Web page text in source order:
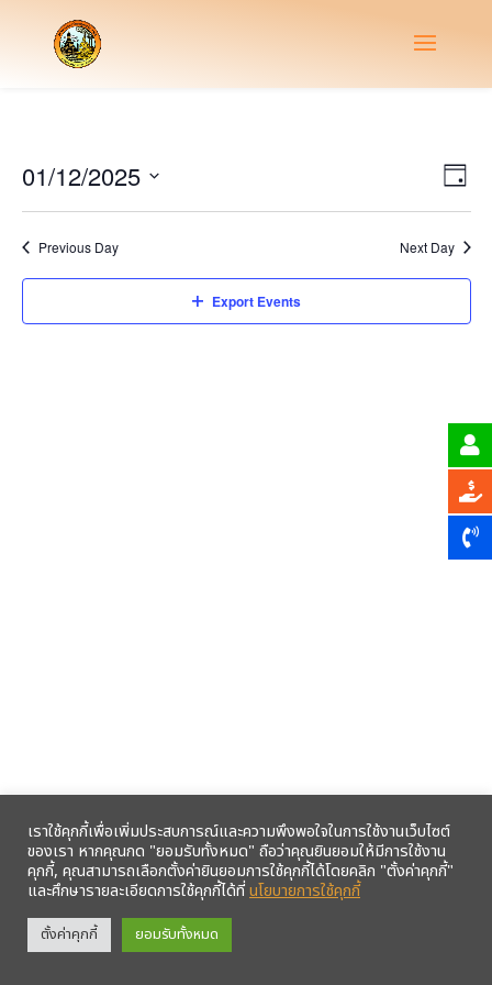
Day
01/12/2025
Previous Day Next Day
Export Events
รับข้อมูลข่าวสารจากสหกรณ์ฯ ผ่าน LINE ก่อนใคร คลิก!
เราใช้คุกกี้เพื่อเพิ่มประสบการณ์และความพึงพอใจในการใช้งานเว็บไซต์
ของเรา หากคุณกด "ยอมรับทั้งหมด" ถือว่าคุณยินยอมให้มีการใช้งาน
คุกกี้, คุณสามารถเลือกตั้งค่ายินยอมการใช้คุกกี้ได้โดยคลิก "ตั้งค่าคุกกี้"
และศึกษารายละเอียดการใช้คุกกี้ได้ที่นโยบายการใช้คุกกี้
ตั้งค่าคุกกี้ ยอมรับทั้งหมด